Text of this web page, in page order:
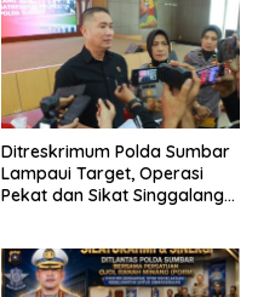
Ditreskrimum Polda Sumbar
Lampaui Target, Operasi
Pekat dan Sikat Singgalang